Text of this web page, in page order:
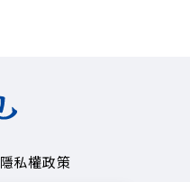
隱私權政策